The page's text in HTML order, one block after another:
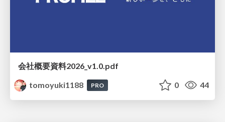
会社概要資料2026_v1.0.pdf
tomoyuki1188
PRO 0 44